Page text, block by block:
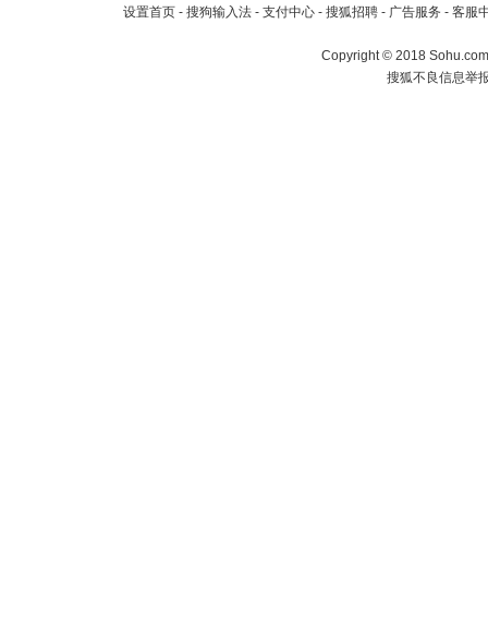
离。水晶
泣，这痛
卖了。水
设置首页 - 搜狗输入法 - 支付中心 - 搜狐招聘 - 广告服务 - 客服
Copyright©2018
搜狐不良信息举